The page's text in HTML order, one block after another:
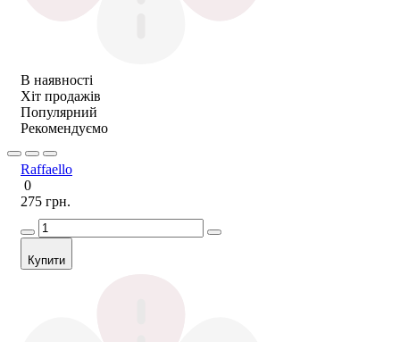
В наявності
Хіт продажів
Популярний
Рекомендуємо
Raffaello
0
275 грн.
Купити